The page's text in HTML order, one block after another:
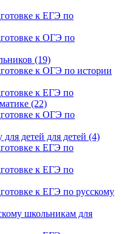
к ЕГЭ по
к ОГЭ по
(19)
к ОГЭ по истории
к ЕГЭ по
(22)
к ОГЭ по
детей для детей (4)
к ЕГЭ по
к ЕГЭ по
к ЕГЭ по русскому
школьникам для